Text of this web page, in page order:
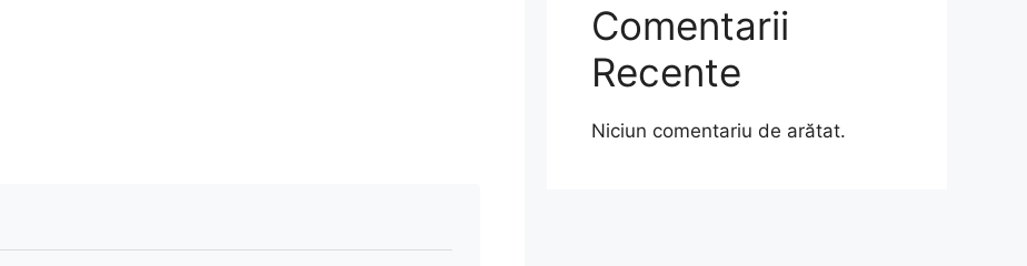
Comentarii
Recente
Niciun comentariu de arătat.